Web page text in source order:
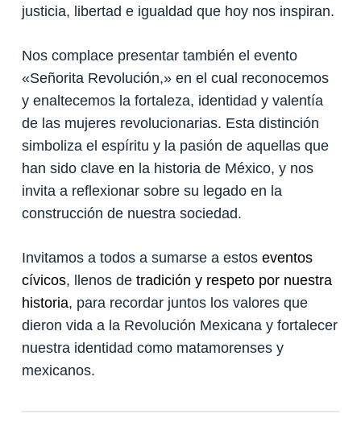
justicia, libertad e igualdad que hoy nos inspiran.
Nos complace presentar también el evento
«Señorita Revolución,» en el cual reconocemos
y enaltecemos la fortaleza, identidad y valentía
de las mujeres revolucionarias. Esta distinción
simboliza el espíritu y la pasión de aquellas que
han sido clave en la historia de México, y nos
invita a reflexionar sobre su legado en la
construcción de nuestra sociedad.
Invitamos a todos a sumarse a estos eventos
cívicos, llenos de tradición y respeto por nuestra
historia, para recordar juntos los valores que
dieron vida a la Revolución Mexicana y fortalecer
nuestra identidad como matamorenses y
mexicanos.